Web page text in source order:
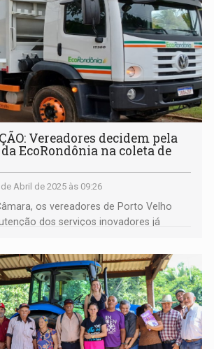
Vereadores decidem pela
EcoRondônia na coleta de
de Abril de 2025 às 09:26
os vereadores de Porto Velho
dos serviços inovadores já